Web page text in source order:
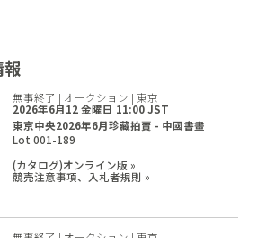
報
無事終了 | オークション | 東京
2026年6月12 金曜日 11:00 JST
東京中央2026年6月珍藏拍賣 - 中國書畫
Lot 001-189
(カタログ)オンライン版 »
競売注意事項、入札者規則 »